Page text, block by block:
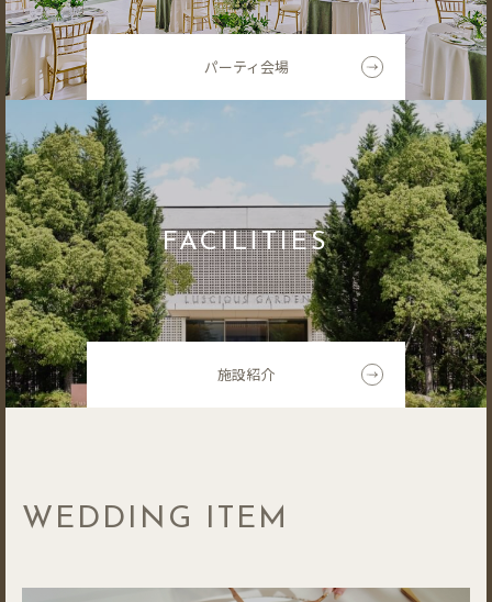
パーティ会場
FACILITIES
施設紹介
WEDDING ITEM